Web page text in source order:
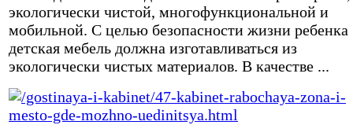
экологически чистой, многофункциональной и
мобильной. С целью безопасности жизни ребенка
детская мебель должна изготавливаться из
экологически чистых материалов. В качестве ...